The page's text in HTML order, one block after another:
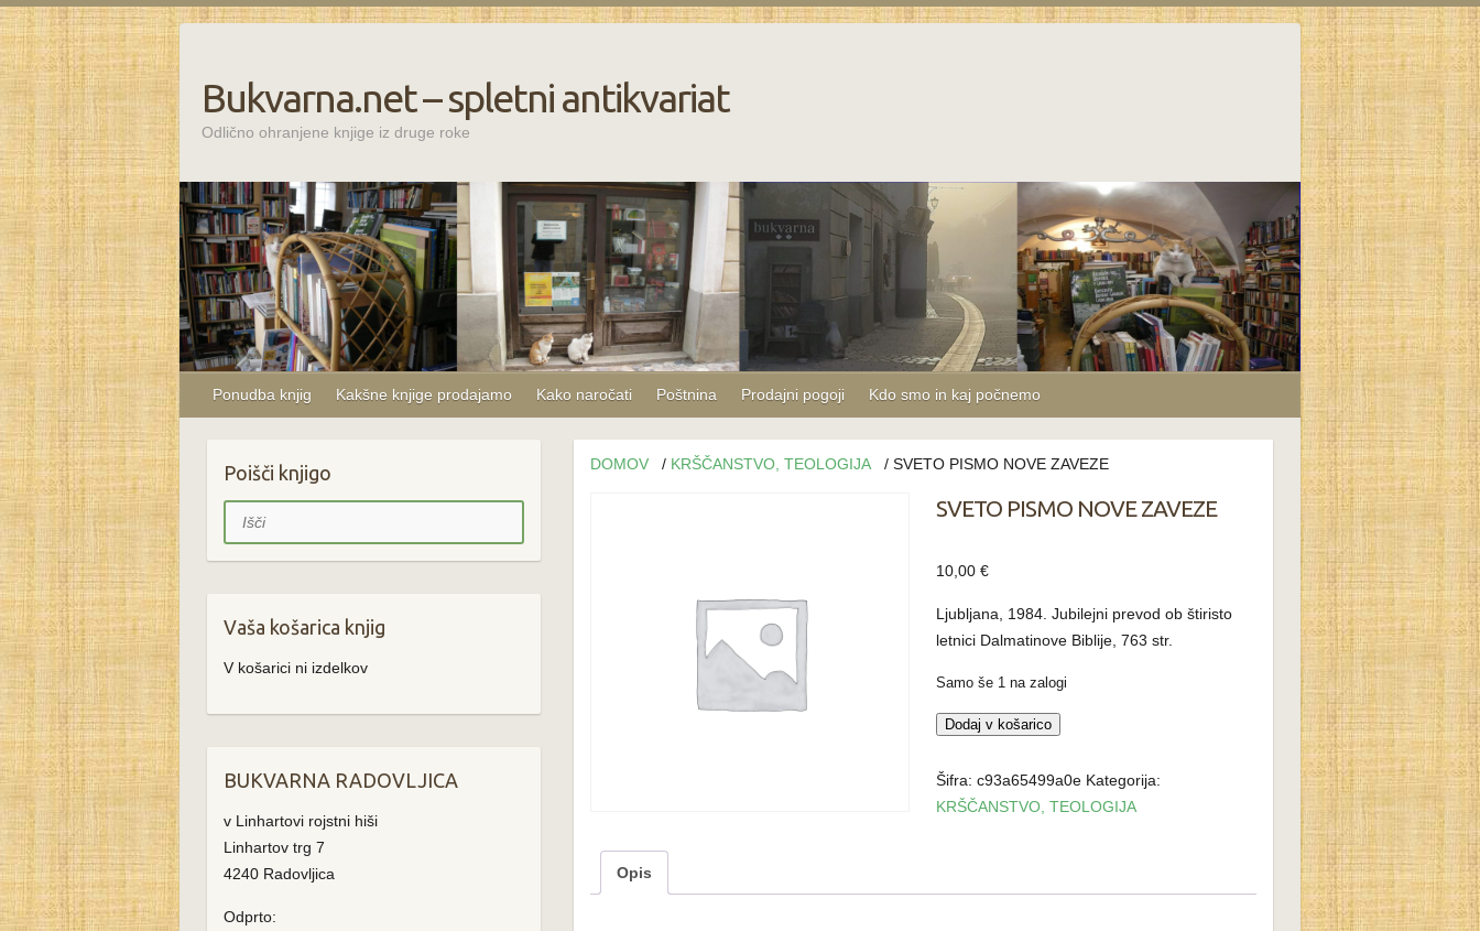
Bukvarna.net – spletni antikvariat
Odlično ohranjene knjige iz druge roke
Ponudba knjig Kakšne knjige prodajamo Kako naročati Poštnina Prodajni pogoji Kdo smo in kaj počnemo
DOMOV / KRŠČANSTVO, TEOLOGIJA / SVETO PISMO NOVE ZAVEZE
SVETO PISMO NOVE ZAVEZE
10,00€
Ljubljana, 1984. Jubilejni prevod ob štiristo
letnici Dalmatinove Biblije, 763 str.
Samo še 1 na zalogi
SVETO
NOVE
ZAVEZE
Dodaj v košarico
Šifra:c93a65499a0e Kategorija:
KRŠČANSTVO, TEOLOGIJA
Opis
Poišči knjigo
Išči
Vaša košarica knjig
V košarici ni izdelkov
BUKVARNA RADOVLJICA
v Linhartovi rojstni hiši
Linhartov trg 7
4240 Radovljica
Odprto: